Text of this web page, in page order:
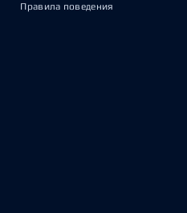
Правила поведения